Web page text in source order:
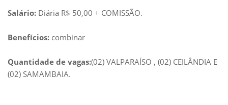
Salário: Diária R$ 50,00 + COMISSÃO.
Benefícios: combinar
Quantidade de vagas:(02) VALPARAÍSO , (02) CEILÂNDIA E
(02) SAMAMBAIA.